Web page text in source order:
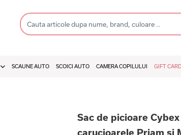
SCAUNE AUTO SCOICI AUTO CAMERA COPILULUI GIFT
Sac de picioare
carucioarele Priam si